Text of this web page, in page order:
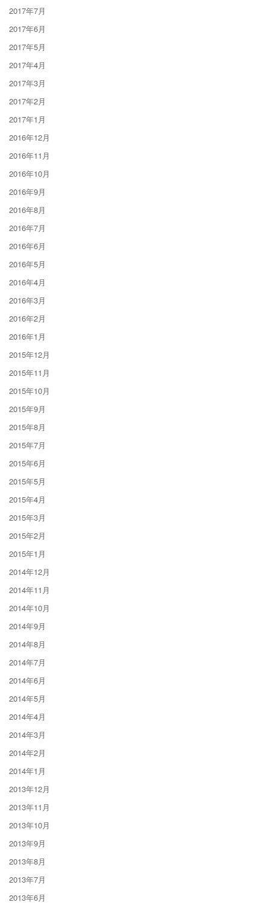
2017年7月
2017年6月
2017年5月
2017年4月
2017年3月
2017年2月
2017年1月
2016年12月
2016年11月
2016年10月
2016年9月
2016年8月
2016年7月
2016年6月
2016年5月
2016年4月
2016年3月
2016年2月
2016年1月
2015年12月
2015年11月
2015年10月
2015年9月
2015年8月
2015年7月
2015年6月
2015年5月
2015年4月
2015年3月
2015年2月
2015年1月
2014年12月
2014年11月
2014年10月
2014年9月
2014年8月
2014年7月
2014年6月
2014年5月
2014年4月
2014年3月
2014年2月
2014年1月
2013年12月
2013年11月
2013年10月
2013年9月
2013年8月
2013年7月
2013年6月